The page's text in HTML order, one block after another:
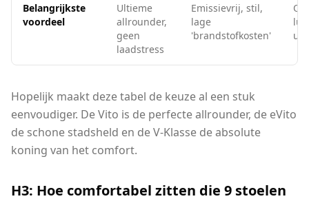
Belangrijkste
voordeel
Ultieme
allrounder,
geen
laadstress
Emissievrij, stil,
lage
'brandstofkosten'
Hopelijk maakt deze tabel de keuze al een stuk
eenvoudiger. De Vito is de perfecte allrounder, de eVito
de schone stadsheld en de V-Klasse de absolute
koning van het comfort.
H3: Hoe comfortabel zitten die 9 stoelen